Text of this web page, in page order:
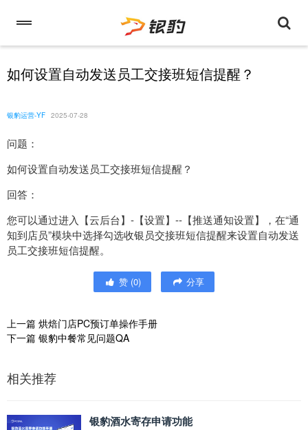
如何设置自动发送员工交接班短信提醒？
银豹运营-YF 2025-07-28
问题：
如何设置自动发送员工交接班短信提醒？
回答：
您可以通过进入【云后台】-【设置】--【推送通知设置】，在“通
知到店员”模块中选择勾选收银员交接班短信提醒来设置自动发送
员工交接班短信提醒。
赞 (0) 分享
上一篇 烘焙门店PC预订单操作手册
下一篇 银豹中餐常见问题QA
相关推荐
银豹酒水寄存申请功能